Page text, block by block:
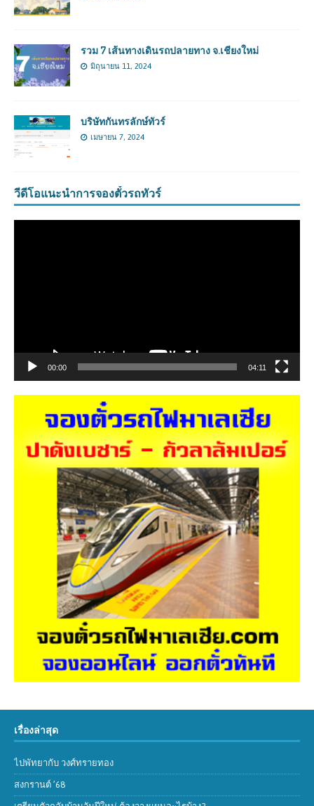
รวม 7 เส้นทางเดินรถปลายทาง จ.เชียงใหม่
มิถุนายน 11, 2024
บริษัทกันทรลักษ์ทัวร์
เมษายน 7, 2024
วีดีโอแนะนำการจองตั๋วรถทัวร์
00:00 04:11
เรื่องล่าสุด
ไปพัทยากับ วงศ์ทรายทอง
สงกรานต์ ’68